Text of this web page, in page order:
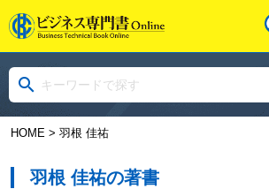
HOME> 羽根 佳祐
羽根 佳祐の著書